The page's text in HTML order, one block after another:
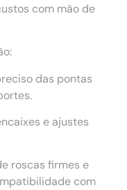
com mão de
das pontas
e ajustes
roscas firmes e
com